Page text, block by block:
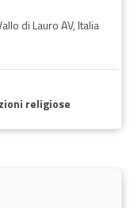
di Lauro AV, Italia
religiose